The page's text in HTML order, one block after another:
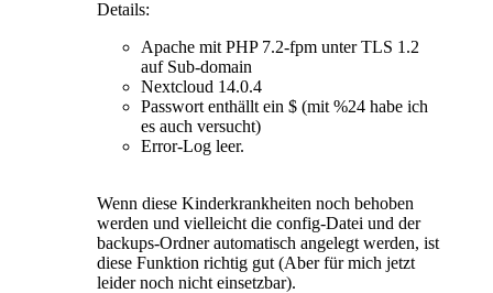
Details:
Apache mit PHP 7.2-fpm unter TLS 1.2
auf Sub-domain
Nextcloud 14.0.4
Passwort enthällt ein $ (mit %24 habe ich
es auch versucht)
Error-Log leer.
Wenn diese Kinderkrankheiten noch behoben
werden und vielleicht die config-Datei und der
backups-Ordner automatisch angelegt werden, ist
diese Funktion richtig gut (Aber für mich jetzt
leider noch nicht einsetzbar).